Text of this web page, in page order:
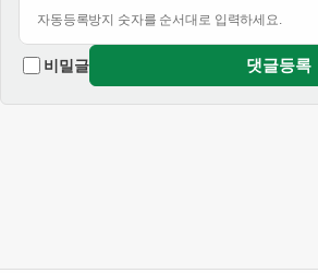
자동등록방지 숫자를 순서대로 입력하세요.
비밀글 댓글등록